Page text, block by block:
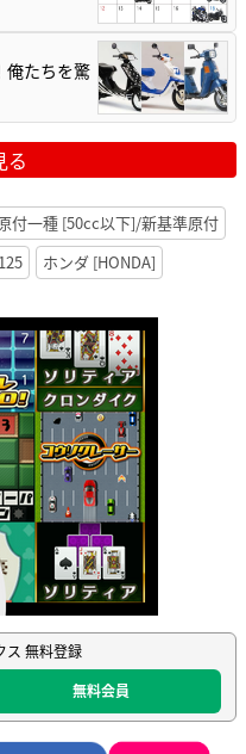
俺たちを驚
る
付一種 [50cc以下]/新基準原付
ホンダ [HONDA]
ス 無料登録
無料会員